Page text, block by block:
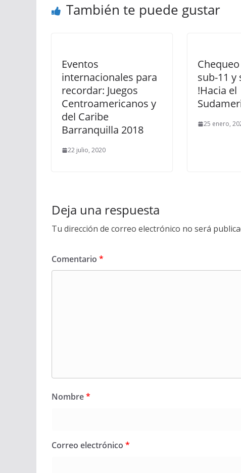
También te puede gustar
Eventos
internacionales para
recordar: Juegos
Centroamericanos y
del Caribe
Barranquilla 2018
22 julio, 2020
sub-11 y
!Hacia el
25 enero,
Deja una respuesta
Tu dirección de correo electrónico no será
Comentario *
Nombre*
Correo electrónico *